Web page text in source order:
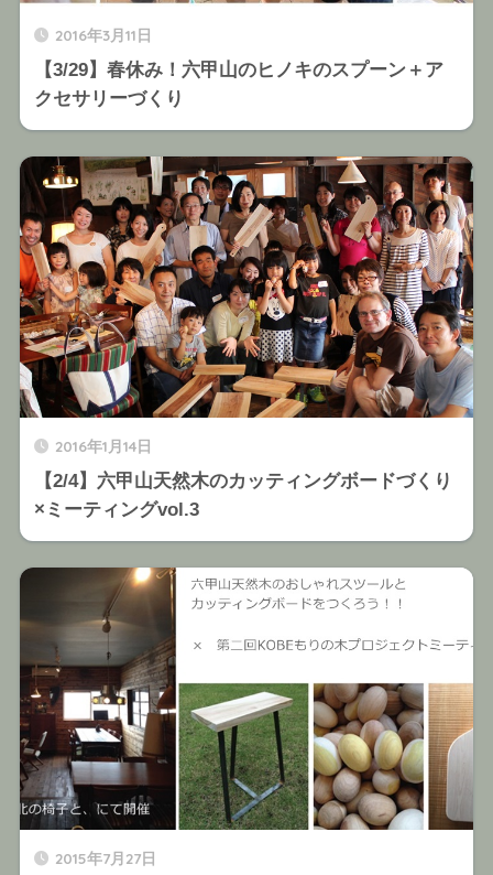
2016年3月11日
【3/29】春休み！六甲山のヒノキのスプーン＋ア
クセサリーづくり
2016年1月14日
【2/4】六甲山天然木のカッティングボードづくり
×ミーティングvol.3
2015年7月27日